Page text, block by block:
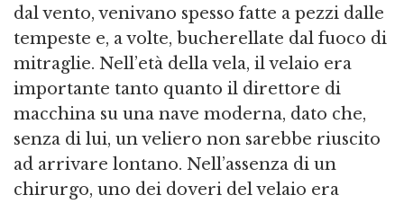
dal vento, venivano spesso fatte a pezzi dalle
tempeste e, a volte, bucherellate dal fuoco di
mitraglie. Nell’età della vela, il velaio era
importante tanto quanto il direttore di
macchina su una nave moderna, dato che,
senza di lui, un veliero non sarebbe riuscito
ad arrivare lontano. Nell’assenza di un
chirurgo, uno dei doveri del velaio era